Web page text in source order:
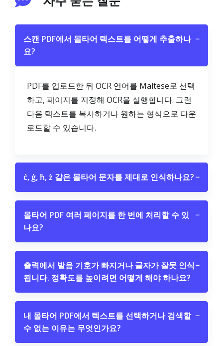
스캔 PDF에서 몰타어 텍스트를 어떻게 추출하나
요?
−
PDF를 업로드한 뒤 OCR 언어를 Maltese로 선택
하고, 페이지를 지정해 OCR을 실행합니다. 그런
다음 텍스트를 복사하거나 원하는 형식으로 다운
로드할 수 있습니다.
ċ, ġ, ħ, ż 같은 몰타어 문자를 제대로 인식하나요?−
몰타어 PDF 여러 페이지를 한 번에 처리할 수 있
나요?
−
출력에서 발음 기호가 빠지거나 글자가 잘못 인식
됩니다. 정확도를 높이려면 어떻게 해야 하나요?
−
내 몰타어 PDF에서 텍스트를 선택하거나 검색할
수 없는 이유는 무엇인가요?
−